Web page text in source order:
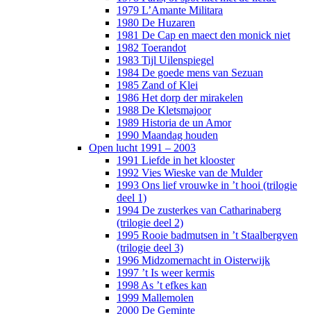
1979 L’Amante Militara
1980 De Huzaren
1981 De Cap en maect den monick niet
1982 Toerandot
1983 Tijl Uilenspiegel
1984 De goede mens van Sezuan
1985 Zand of Klei
1986 Het dorp der mirakelen
1988 De Kletsmajoor
1989 Historia de un Amor
1990 Maandag houden
Open lucht 1991 – 2003
1991 Liefde in het klooster
1992 Vies Wieske van de Mulder
1993 Ons lief vrouwke in ’t hooi (trilogie
deel 1)
1994 De zusterkes van Catharinaberg
(trilogie deel 2)
1995 Rooie badmutsen in ’t Staalbergven
(trilogie deel 3)
1996 Midzomernacht in Oisterwijk
1997 ’t Is weer kermis
1998 As ’t efkes kan
1999 Mallemolen
2000 De Geminte